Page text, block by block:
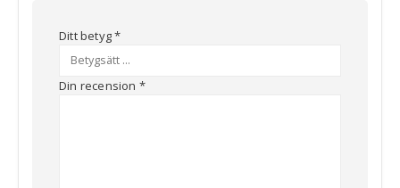
Ditt betyg*
Din recension *